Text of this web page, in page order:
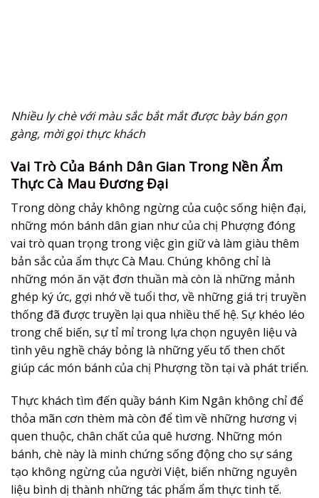
Nhiều ly chè với màu sắc bắt mắt được bày bán gọn
gàng, mời gọi thực khách
Vai Trò Của Bánh Dân Gian Trong Nền Ẩm
Thực Cà Mau Đương Đại
Trong dòng chảy không ngừng của cuộc sống hiện đại,
những món bánh dân gian như của chị Phượng đóng
vai trò quan trọng trong việc gìn giữ và làm giàu thêm
bản sắc của ẩm thực Cà Mau. Chúng không chỉ là
những món ăn vặt đơn thuần mà còn là những mảnh
ghép ký ức, gợi nhớ về tuổi thơ, về những giá trị truyền
thống đã được truyền lại qua nhiều thế hệ. Sự khéo léo
trong chế biến, sự tỉ mỉ trong lựa chọn nguyên liệu và
tình yêu nghề cháy bỏng là những yếu tố then chốt
giúp các món bánh của chị Phượng tồn tại và phát triển.
Thực khách tìm đến quầy bánh Kim Ngân không chỉ để
thỏa mãn cơn thèm mà còn để tìm về những hương vị
quen thuộc, chân chất của quê hương. Những món
bánh, chè này là minh chứng sống động cho sự sáng
tạo không ngừng của người Việt, biến những nguyên
liệu bình dị thành những tác phẩm ẩm thực tinh tế.